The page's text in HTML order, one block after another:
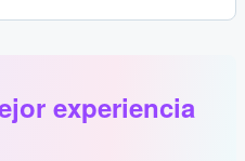
experiencia